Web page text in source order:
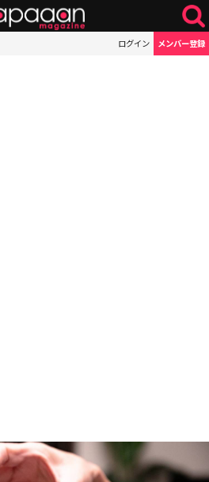
ログイン メンバー登録